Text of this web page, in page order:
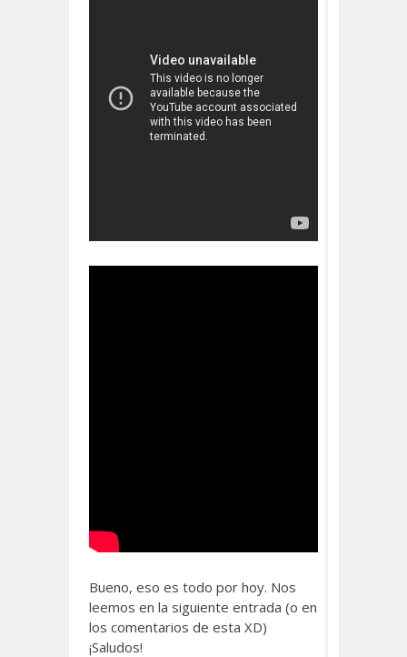
Bueno, eso es todo por hoy. Nos
leemos en la siguiente entrada (o en
los comentarios de esta XD)
¡Saludos!